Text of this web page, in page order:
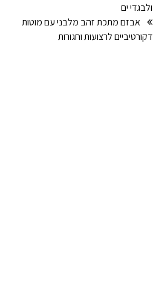
ולבגדי ים
אבזם מתכת זהב מלבני עם מוטות
דקורטיביים לרצועות וחגורות